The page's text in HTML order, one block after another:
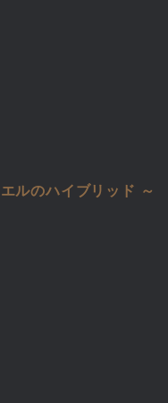
ルのハイブリッド ～